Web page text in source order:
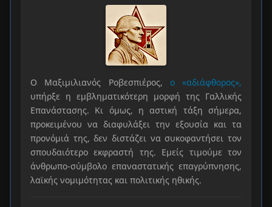
Ο Μαξιμιλιανός Ροβεσπιέρος, ο «αδιάφθορος»,
υπήρξε η εμβληματικότερη μορφή της Γαλλικής
Επανάστασης. Κι όμως, η αστική τάξη σήμερα,
προκειμένου να διαφυλάξει την εξουσία και τα
προνόμιά της, δεν διστάζει να συκοφαντήσει τον
σπουδαιότερο εκφραστή της. Εμείς τιμούμε τον
άνθρωπο-σύμβολο επαναστατικής επαγρύπνησης,
λαϊκής νομιμότητας και πολιτικής ηθικής.